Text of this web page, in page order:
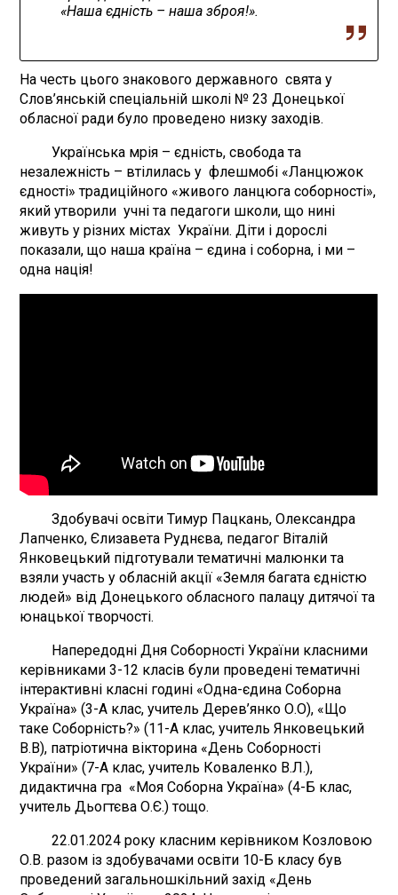
«Наша єдність – наша зброя!».
На честь цього знакового державного свята у
Слов’янській спеціальній школі № 23 Донецької
обласної ради було проведено низку заходів.
Українська мрія – єдність, свобода та
незалежність – втілилась у флешмобі «Ланцюжок
єдності» традиційного «живого ланцюга соборності»,
який утворили учні та педагоги школи, що нині
живуть у різних містах України. Діти і дорослі
показали, що наша країна – єдина і соборна, і ми –
одна нація!
Здобувачі освіти Тимур Пацкань, Олександра
Лапченко, Єлизавета Руднєва, педагог Віталій
Янковецький підготували тематичні малюнки та
взяли участь у обласній акції «Земля багата єдністю
людей» від Донецького обласного палацу дитячої та
юнацької творчості.
Напередодні Дня Соборності України класними
керівниками 3-12 класів були проведені тематичні
інтерактивні класні годині «Одна-єдина Соборна
Україна» (3-А клас, учитель Дерев’янко О.О), «Що
таке Соборність?» (11-А клас, учитель Янковецький
В.В), патріотична вікторина «День Соборності
України» (7-А клас, учитель Коваленко В.Л.),
дидактична гра «Моя Соборна Україна» (4-Б клас,
учитель Дьогтєва О.Є.) тощо.
22.01.2024 року класним керівником Козловою
О.В. разом із здобувачами освіти 10-Б класу був
проведений загальношкільний захід «День